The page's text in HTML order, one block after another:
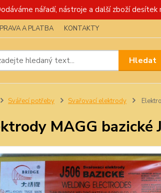
nářadí, nástroje a další zboží desítek
A PLATBA KONTAKTY
Hledat
Svářecí potřeby Svařovací elektrody
MAGG bazické